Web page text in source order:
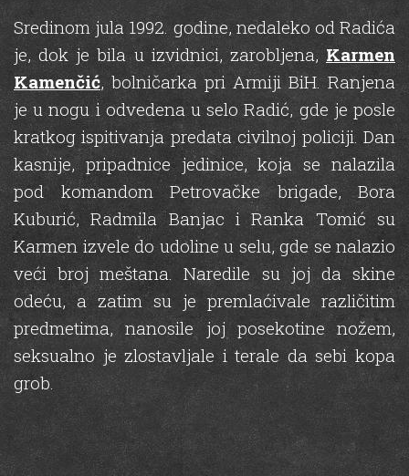
Sredinom jula 1992. godine, nedaleko od Radića
je, dok je bila u izvidnici, zarobljena, Karmen
Kamenčić, bolničarka pri Armiji BiH. Ranjena
je u nogu i odvedena u selo Radić, gde je posle
kratkog ispitivanja predata civilnoj policiji. Dan
kasnije, pripadnice jedinice, koja se nalazila
pod komandom Petrovačke brigade, Bora
Kuburić, Radmila Banjac i Ranka Tomić su
Karmen izvele do udoline u selu, gde se nalazio
veći broj meštana. Naredile su joj da skine
odeću, a zatim su je premlaćivale različitim
predmetima, nanosile joj posekotine nožem,
seksualno je zlostavljale i terale da sebi kopa
grob.